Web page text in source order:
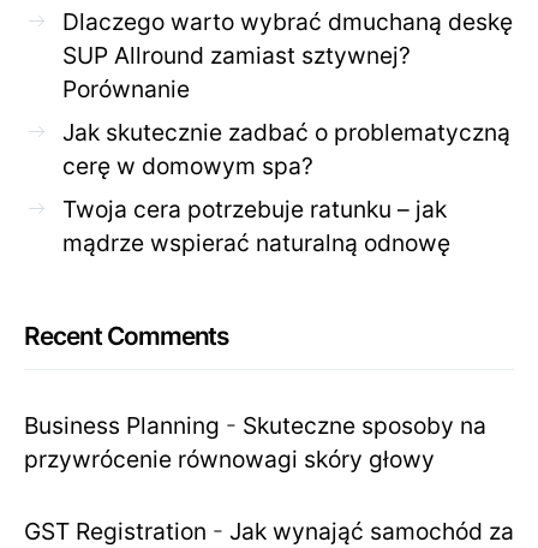
Dlaczego warto wybrać dmuchaną deskę
SUP Allround zamiast sztywnej?
Porównanie
Jak skutecznie zadbać o problematyczną
cerę w domowym spa?
Twoja cera potrzebuje ratunku – jak
mądrze wspierać naturalną odnowę
Recent Comments
Business Planning - Skuteczne sposoby na
przywrócenie równowagi skóry głowy
GST Registration - Jak wynająć samochód za